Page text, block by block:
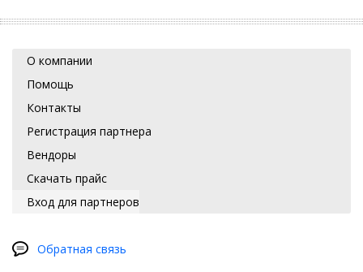
О компании
Помощь
Контакты
Регистрация партнера
Вендоры
Скачать прайс
Вход для партнеров
Обратная связь